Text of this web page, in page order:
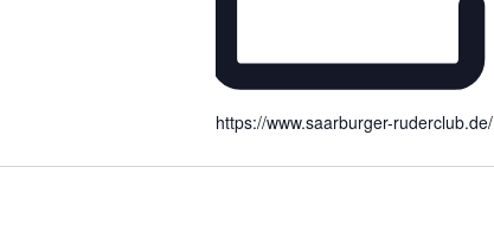
https://www.saarburger-ruderclub.de/